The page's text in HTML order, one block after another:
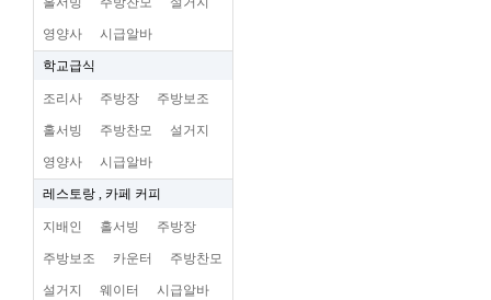
영양사 시급알바
학교급식
조리사 주방장 주방보조
홀서빙 주방찬모 설거지
영양사 시급알바
레스토랑 , 카페 커피
지배인 홀서빙 주방장
주방보조 카운터 주방찬모
설거지 웨이터 시급알바